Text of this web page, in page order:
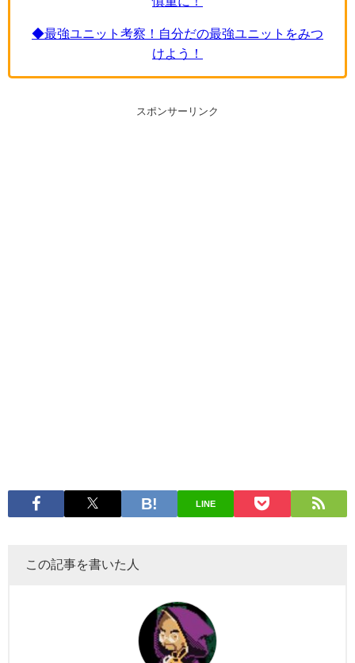
◆最強ユニット考察！自分だの最強ユニットをみつ
けよう！
スポンサーリンク
LINE
この記事を書いた人